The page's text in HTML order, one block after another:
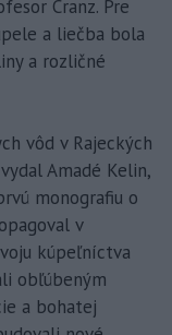
Cranz. Pre
a liečba bola
a rozličné
vôd v Rajeckých
Amadé Kelin,
monografiu o
v
kúpeľníctva
obľúbeným
a bohatej